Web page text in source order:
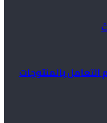
بالمنتوجات